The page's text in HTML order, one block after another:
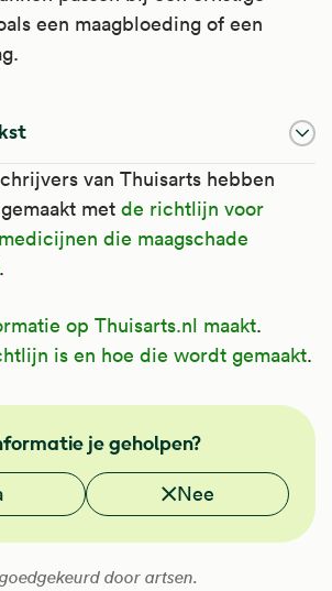
een behandeling bij kanker.
het gebruikt om een tekort aan
bijnierschorshormonen aan
de ziekte van Cushing
syndroom. Als het
gebruikt wordt heet het
om de laatste levensfase
(palliatieve zorg).
.
een maagbloeding of een
van Thuisarts hebben
met de richtlijn voor
die maagschade
.
op Thuisarts.nl maakt.
is en hoe die wordt gemaakt.
je geholpen?
nuttig? Nee
door artsen.